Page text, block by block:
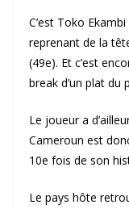
C’est Toko
reprenant de la
(49e). Et c’est
break d’un plat du
Le joueur a
Cameroun est
10e fois de son
Le pays hôte